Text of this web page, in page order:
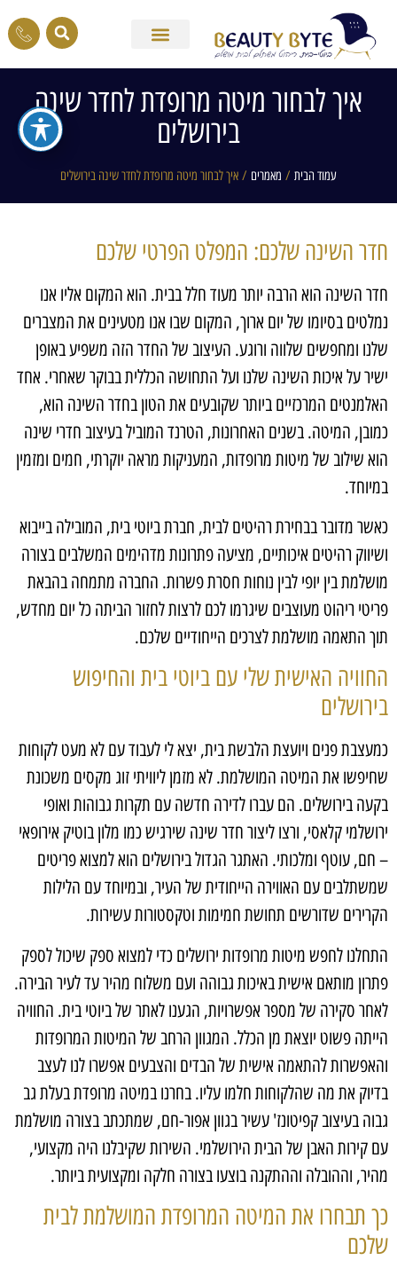
איך לבחור מיטה מרופדת לחדר שינה
בירושלים
עמוד הבית / מאמרים / איך לבחור מיטה מרופדת לחדר שינה בירושלים
חדר השינה שלכם: המפלט הפרטי שלכם
חדר השינה הוא הרבה יותר מעוד חלל בבית. הוא המקום אליו אנו
נמלטים בסיומו של יום ארוך, המקום שבו אנו מטעינים את המצברים
שלנו ומחפשים שלווה ורוגע. העיצוב של החדר הזה משפיע באופן
ישיר על איכות השינה שלנו ועל התחושה הכללית בבוקר שאחרי. אחד
האלמנטים המרכזיים ביותר שקובעים את הטון בחדר השינה הוא,
כמובן, המיטה. בשנים האחרונות, הטרנד המוביל בעיצוב חדרי שינה
הוא שילוב של מיטות מרופדות, המעניקות מראה יוקרתי, חמים ומזמין
במיוחד.
כאשר מדובר בבחירת רהיטים לבית, חברת ביוטי בית, המובילה בייבוא
ושיווק רהיטים איכותיים, מציעה פתרונות מדהימים המשלבים בצורה
מושלמת בין יופי לבין נוחות חסרת פשרות. החברה מתמחה בהבאת
פריטי ריהוט מעוצבים שיגרמו לכם לרצות לחזור הביתה כל יום מחדש,
תוך התאמה מושלמת לצרכים הייחודיים שלכם.
החוויה האישית שלי עם ביוטי בית והחיפוש
בירושלים
כמעצבת פנים ויועצת הלבשת בית, יצא לי לעבוד עם לא מעט לקוחות
שחיפשו את המיטה המושלמת. לא מזמן ליוויתי זוג מקסים משכונת
בקעה בירושלים. הם עברו לדירה חדשה עם תקרות גבוהות ואופי
ירושלמי קלאסי, ורצו ליצור חדר שינה שירגיש כמו מלון בוטיק אירופאי
– חם, עוטף ומלכותי. האתגר הגדול בירושלים הוא למצוא פריטים
שמשתלבים עם האווירה הייחודית של העיר, ובמיוחד עם הלילות
הקרירים שדורשים תחושת חמימות וטקסטורות עשירות.
התחלנו לחפש מיטות מרופדות ירושלים כדי למצוא ספק שיכול לספק
פתרון מותאם אישית באיכות גבוהה ועם משלוח מהיר עד לעיר הבירה.
לאחר סקירה של מספר אפשרויות, הגענו לאתר של ביוטי בית. החוויה
הייתה פשוט יוצאת מן הכלל. המגוון הרחב של המיטות המרופדות
והאפשרות להתאמה אישית של הבדים והצבעים אפשרו לנו לעצב
בדיוק את מה שהלקוחות חלמו עליו. בחרנו במיטה מרופדת בעלת גב
גבוה בעיצוב קפיטונז' עשיר בגוון אפור-חם, שמתכתב בצורה מושלמת
עם קירות האבן של הבית הירושלמי. השירות שקיבלנו היה מקצועי,
מהיר, וההובלה וההתקנה בוצעו בצורה חלקה ומקצועית ביותר.
כך תבחרו את המיטה המרופדת המושלמת לבית
שלכם